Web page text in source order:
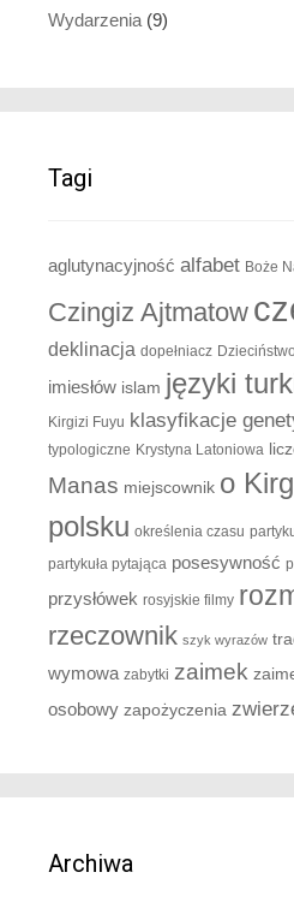
Wydarzenia(9)
Tagi
aglutynacyjność alfabet Boże
Czingiz Ajtmatow
deklinacja dopełniacz Dzieciństwo
imiesłów islam języki
Kirgizi Fuyu klasyfikacje
typologiczne Krystyna Latoniowa
Manas miejscownik o
polsku określenia czasu
partykuła pytająca posesywność
przysłówek rosyjskie filmy
rzeczownik szyk wyrazów
wymowa zabytki zaimek
osobowy zapożyczenia
Archiwa